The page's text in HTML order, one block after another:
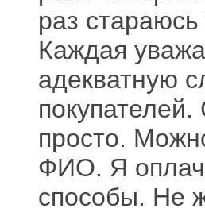
раз
Каждая
адекватную
просто.
ФИО. Я
способы. Не